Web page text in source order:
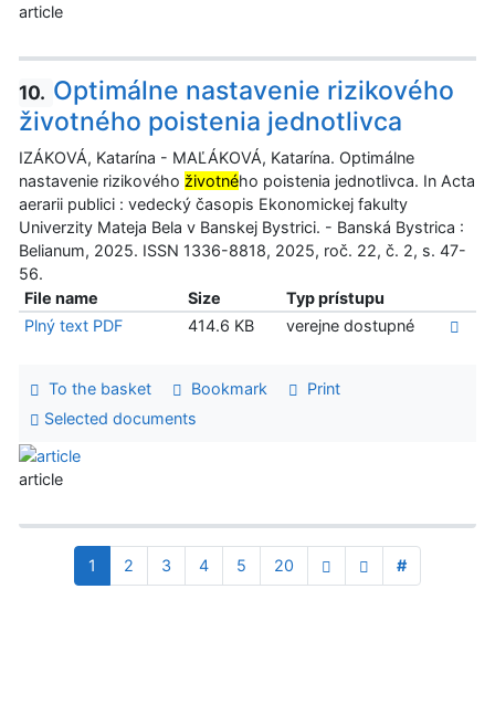
article
10. Optimálne nastavenie rizikového
životného poistenia jednotlivca
IZÁKOVÁ, Katarína - MAĽÁKOVÁ, Katarína. Optimálne
nastavenie rizikového životného poistenia jednotlivca. In Acta
aerarii publici : vedecký časopis Ekonomickej fakulty
Univerzity Mateja Bela v Banskej Bystrici. - Banská Bystrica :
Belianum, 2025. ISSN 1336-8818, 2025, roč. 22, č. 2, s. 47-
56.
File name
Size
Typ prístupu
Plný text PDF
414.6 KB verejne dostupné
To the basket Bookmark
Print
Selected documents
article
1 2 3 4 5 20 #